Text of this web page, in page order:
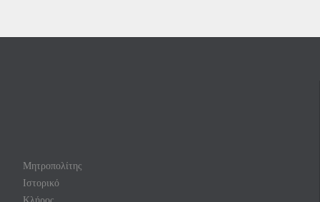
Μητροπολίτης
Ιστορικό
Κλήρος